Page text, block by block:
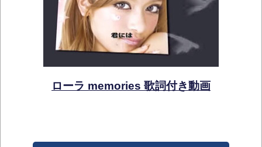
ローラ memories 歌詞付き動画